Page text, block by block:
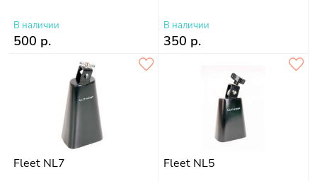
В наличии
500 р.
В наличии
350 р.
Fleet NL7 Fleet NL5